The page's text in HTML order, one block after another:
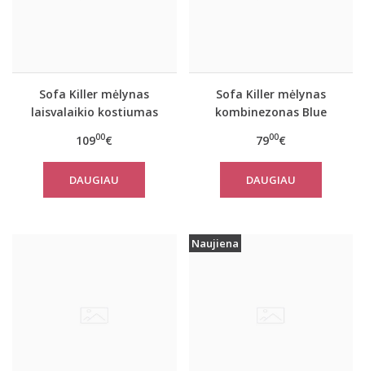
Sofa Killer mėlynas
laisvalaikio kostiumas
10900€
DAUGIAU
Sofa Killer mėlynas
kombinezonas Blue
7900€
DAUGIAU
Naujiena